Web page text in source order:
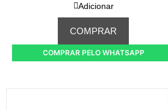
Adicionar
COMPRAR
COMPRAR PELO WHATSAPP